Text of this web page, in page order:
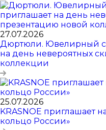
27.07.2026
Дюртюли. Ювелирный
на день невероятных
коллекции
25.07.2026
KRASNOE приглашает
кольцо России»